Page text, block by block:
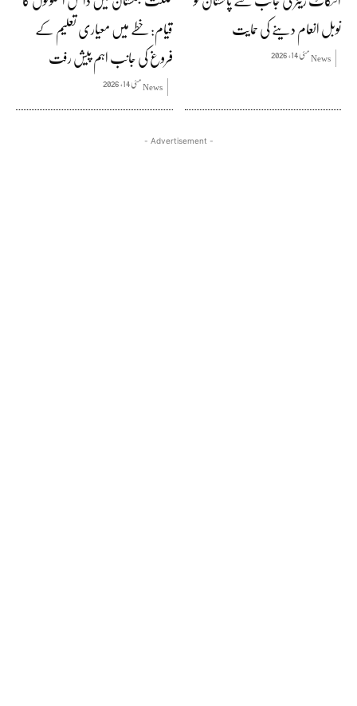
نوبل انعام دینے کی حمایت
Newsمئی 14, 2026
قیام: خطے میں معیاری تعلیم کے
فروغ کی جانب اہم پیش رفت
Newsمئی 14, 2026
- Advertisement -